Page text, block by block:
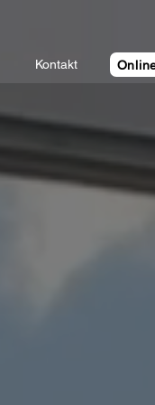
Kontakt